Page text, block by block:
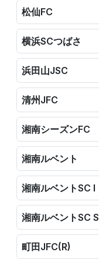
松仙FC
横浜SCつばさ
浜田山JSC
清州JFC
湘南シーズンFC
湘南ルベント
湘南ルベントSC I
湘南ルベントSC S
町田JFC(R)